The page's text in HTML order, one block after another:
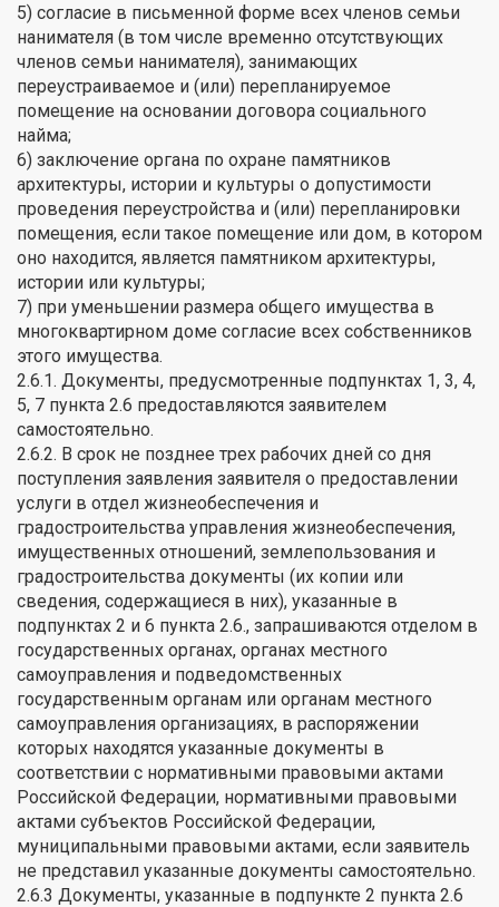
5) согласие в письменной форме всех членов семьи
нанимателя (в том числе временно отсутствующих
членов семьи нанимателя), занимающих
переустраиваемое и (или) перепланируемое
помещение на основании договора социального
найма;
6) заключение органа по охране памятников
архитектуры, истории и культуры о допустимости
проведения переустройства и (или) перепланировки
помещения, если такое помещение или дом, в котором
оно находится, является памятником архитектуры,
истории или культуры;
7) при уменьшении размера общего имущества в
многоквартирном доме согласие всех собственников
этого имущества.
2.6.1. Документы, предусмотренные подпунктах 1, 3, 4,
5, 7 пункта 2.6 предоставляются заявителем
самостоятельно.
2.6.2. В срок не позднее трех рабочих дней со дня
поступления заявления заявителя о предоставлении
услуги в отдел жизнеобеспечения и
градостроительства управления жизнеобеспечения,
имущественных отношений, землепользования и
градостроительства документы (их копии или
сведения, содержащиеся в них), указанные в
подпунктах 2 и 6 пункта 2.6., запрашиваются отделом в
государственных органах, органах местного
самоуправления и подведомственных
государственным органам или органам местного
самоуправления организациях, в распоряжении
которых находятся указанные документы в
соответствии с нормативными правовыми актами
Российской Федерации, нормативными правовыми
актами субъектов Российской Федерации,
муниципальными правовыми актами, если заявитель
не представил указанные документы самостоятельно.
2.6.3 Документы, указанные в подпункте 2 пункта 2.6